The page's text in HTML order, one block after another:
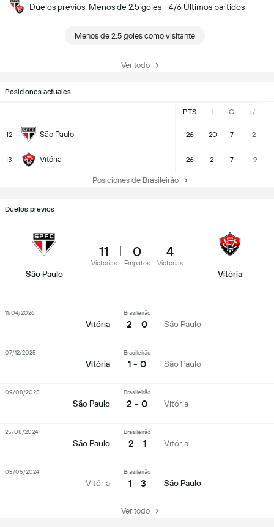
Duelos previos: Menos de 2.5 goles - 4/6 Últimos partidos
Menos de 2.5 goles como visitante
Ver todo
Posiciones actuales
PTS J G +/-
12 São Paulo 26 20 7 2
13 Vitória 26 21 7 -9
Posiciones de Brasileirão
Duelos previos
São Paulo
11
Victorias
0
Empates
4
Victorias
Vitória
Vitória
Brasileirão
2 - 0 São Paulo
11/04/2026
Vitória
Brasileirão
1 - 0 São Paulo
07/12/2025
São Paulo
Brasileirão
2 - 0 Vitória
09/08/2025
São Paulo
Brasileirão
2 - 1 Vitória
25/08/2024
Vitória
Brasileirão
1 - 3 São Paulo
05/05/2024
Ver todo